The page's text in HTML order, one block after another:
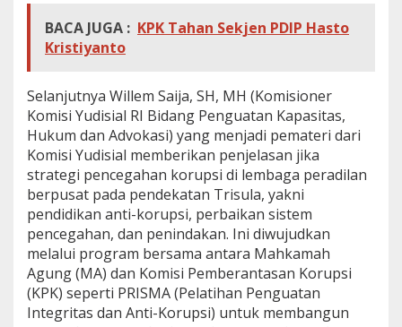
BACA JUGA : KPK Tahan Sekjen PDIP Hasto
Kristiyanto
Selanjutnya Willem Saija, SH, MH (Komisioner
Komisi Yudisial RI Bidang Penguatan Kapasitas,
Hukum dan Advokasi) yang menjadi pemateri dari
Komisi Yudisial memberikan penjelasan jika
strategi pencegahan korupsi di lembaga peradilan
berpusat pada pendekatan Trisula, yakni
pendidikan anti-korupsi, perbaikan sistem
pencegahan, dan penindakan. Ini diwujudkan
melalui program bersama antara Mahkamah
Agung (MA) dan Komisi Pemberantasan Korupsi
(KPK) seperti PRISMA (Pelatihan Penguatan
Integritas dan Anti-Korupsi) untuk membangun